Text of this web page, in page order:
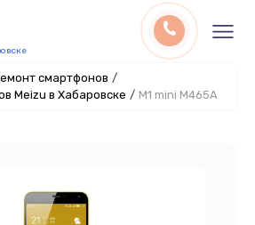
смартфонов /
Meizu в Хабаровске / M1 mini M465A